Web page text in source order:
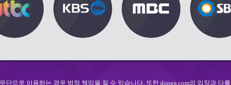
단으로 이용하는 경우 법적 책임을 질 수 있습니다. 또한 donga.com의 입장과 다